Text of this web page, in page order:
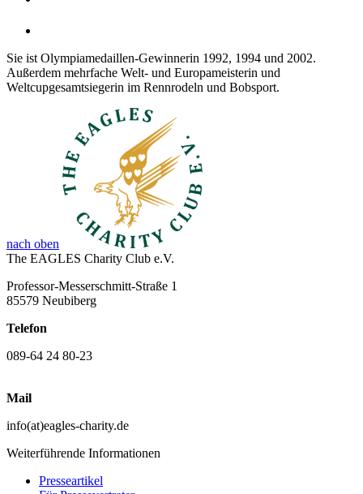
Sie ist Olympiamedaillen-Gewinnerin 1992, 1994 und 2002.
Außerdem mehrfache Welt- und Europameisterin und
Weltcupgesamtsiegerin im Rennrodeln und Bobsport.
nach oben
The EAGLES Charity Club e.V.
Professor-Messerschmitt-Straße 1
85579 Neubiberg
Telefon
089-64 24 80-23
Mail
info(at)eagles-charity.de
Weiterführende Informationen
Presseartikel